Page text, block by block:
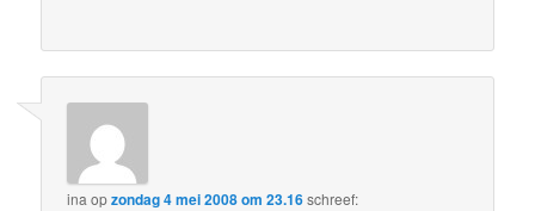
ina opzondag 4 mei 2008 om 23.16schreef: